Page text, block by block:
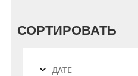
СОРТИРОВАТЬ
ДАТЕ